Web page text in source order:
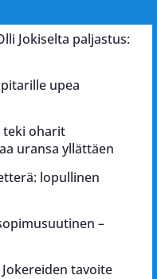
Jokiselta paljastus:
upea
teki oharit
uransa yllättäen
lopullinen
–
tavoite